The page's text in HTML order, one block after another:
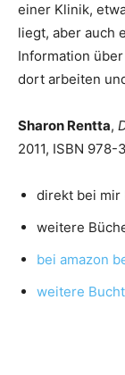
einer Klinik,
liegt, aber auch
Information
dort arbeiten
Sharon Rentta,
2011, ISBN
direkt bei mir
weitere
bei amazon
weitere